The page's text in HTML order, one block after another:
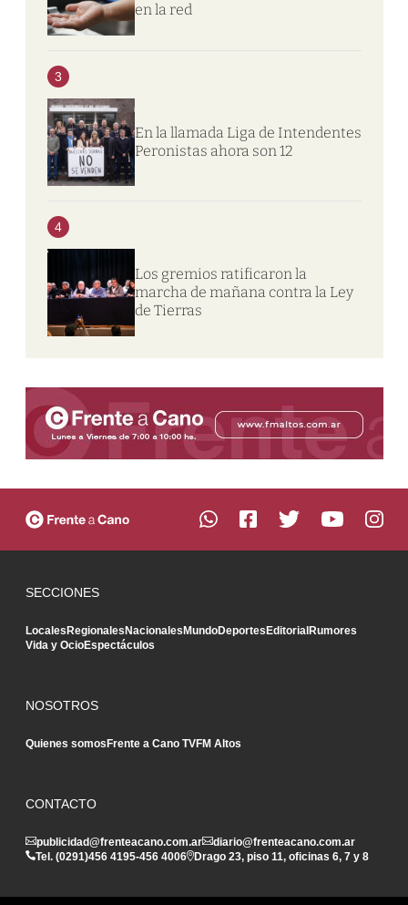
en la red
3
En la llamada Liga de Intendentes
Peronistas ahora son 12
4
Los gremios ratificaron la
marcha de mañana contra la Ley
de Tierras
SECCIONES
LocalesRegionalesNacionalesMundoDeportesEditorialRumores
Vida y OcioEspectáculos
NOSOTROS
Quienes somosFrente a Cano TVFM Altos
CONTACTO
publicidad@frenteacano.com.ar
diario@frenteacano.com.ar
Tel. (0291)456 4195-456 4006 Drago 23, piso 11, oficinas 6, 7 y 8